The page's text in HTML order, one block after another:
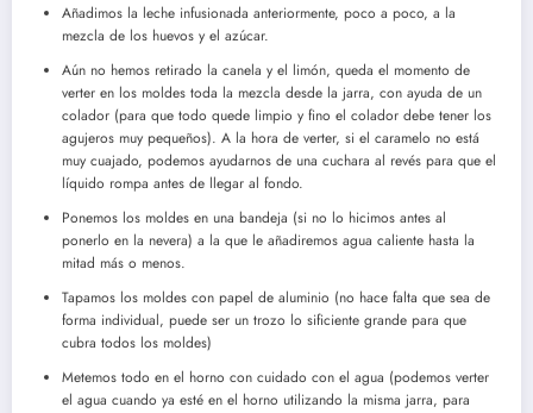
Añadimos la leche infusionada anteriormente, poco a poco, a la
mezcla de los huevos y el azúcar.
Aún no hemos retirado la canela y el limón, queda el momento de
verter en los moldes toda la mezcla desde la jarra, con ayuda de un
colador (para que todo quede limpio y fino el colador debe tener los
agujeros muy pequeños). A la hora de verter, si el caramelo no está
muy cuajado, podemos ayudarnos de una cuchara al revés para que el
líquido rompa antes de llegar al fondo.
Ponemos los moldes en una bandeja (si no lo hicimos antes al
ponerlo en la nevera) a la que le añadiremos agua caliente hasta la
mitad más o menos.
Tapamos los moldes con papel de aluminio (no hace falta que sea de
forma individual, puede ser un trozo lo sificiente grande para que
cubra todos los moldes)
Metemos todo en el horno con cuidado con el agua (podemos verter
el agua cuando ya esté en el horno utilizando la misma jarra, para